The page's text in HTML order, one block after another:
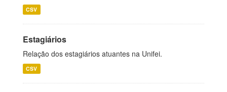
CSV
Estagiários
Relação dos estagiários atuantes na Unifei.
CSV